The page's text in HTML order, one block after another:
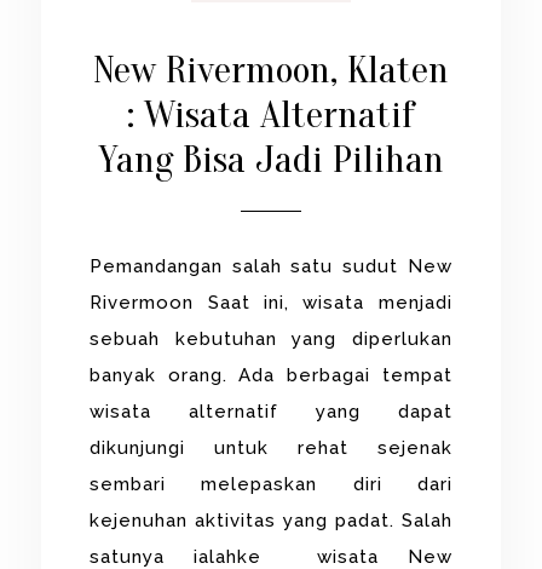
New Rivermoon, Klaten
: Wisata Alternatif
Yang Bisa Jadi Pilihan
Pemandangan salah satu sudut New
Rivermoon Saat ini, wisata menjadi
sebuah kebutuhan yang diperlukan
banyak orang. Ada berbagai tempat
wisata alternatif yang dapat
dikunjungi untuk rehat sejenak
sembari melepaskan diri dari
kejenuhan aktivitas yang padat. Salah
satunya ialahke wisata New